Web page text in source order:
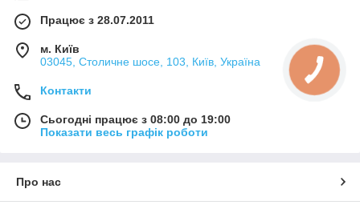
Працює з 28.07.2011
м. Київ
03045, Столичне шосе, 103, Київ, Україна
Контакти
Сьогодні працює з 08:00 до 19:00
Показати весь графік роботи
Про нас